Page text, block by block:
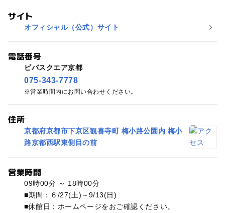
サイト
オフィシャル（公式）サイト
電話番号
ビバスクエア京都
075-343-7778
営業時間内にお問い合わせください。
住所
京都府京都市下京区観喜寺町 梅小路公園内 梅小
路京都西駅東側目の前
営業時間
09時00分 ～ 18時00分
■期間：６/27(土)～9/13(日)
■休館日：ホームページをおご確認ください。